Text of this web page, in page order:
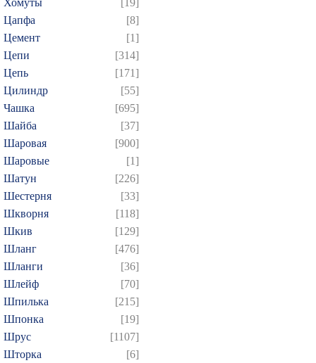
Хомуты
[19]
Цапфа
[8]
Цемент
[1]
Цепи
[314]
Цепь
[171]
Цилиндр
[55]
Чашка
[695]
Шайба
[37]
Шаровая
[900]
Шаровые
[1]
Шатун
[226]
Шестерня
[33]
Шкворня
[118]
Шкив
[129]
Шланг
[476]
Шланги
[36]
Шлейф
[70]
Шпилька
[215]
Шпонка
[19]
Шрус
[1107]
Шторка
[6]